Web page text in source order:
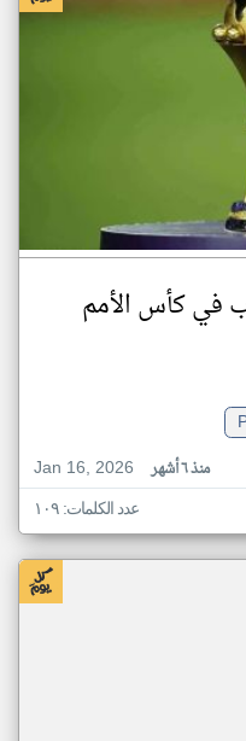
عرب في كأس الأمم
Jan 16, 2026
منذ ٦ أشهر
عدد الكلمات: ١٠٩